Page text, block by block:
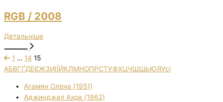
RGB / 2008
Детальніше
1 … 14 15
АБВГҐДЕЄЖЗИІЇЙКЛМНОПРСТУФХЦЧШЩЬЮЯУсі
Агамян Олена (1951)
Аджинджал Ахра (1962)